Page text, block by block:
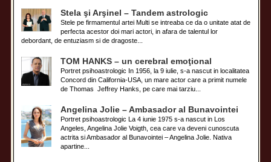
Stela şi Arşinel – Tandem astrologic
Stele pe firmamentul artei Multi se intreaba ce da o unitate atat de
perfecta acestor doi mari actori, in afara de talentul lor
debordant, de entuziasm si de dragoste...
TOM HANKS – un cerebral emoţional
Portret psihoastrologic In 1956, la 9 iulie, s-a nascut in localitatea
Concord din California-USA, un mare actor care a primit numele
de Thomas Jeffrey Hanks, pe care mai tarziu...
Angelina Jolie – Ambasador al Bunavointei
Portret psihoastrologic La 4 iunie 1975 s-a nascut in Los
Angeles, Angelina Jolie Voigth, cea care va deveni cunoscuta
actrita si Ambasador al Bunavointei – Angelina Jolie. Nativa
apartine...